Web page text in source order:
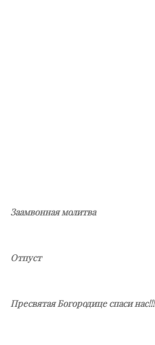
Заамвонная молитва
Отпуст
Пресвятая Богородице спаси нас!!!